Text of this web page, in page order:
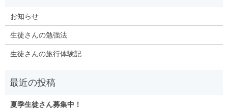
お知らせ
生徒さんの勉強法
生徒さんの旅行体験記
夏季生徒さん募集中！